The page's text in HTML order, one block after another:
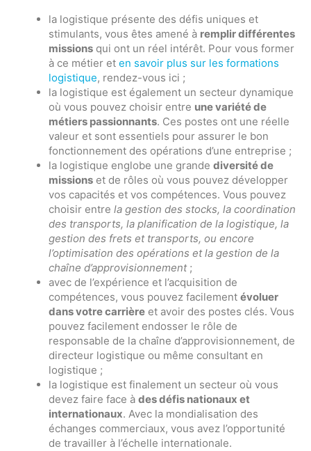
la logistique présente des défis uniques et
stimulants, vous êtes amené à remplir différentes
missions qui ont un réel intérêt. Pour vous former
à ce métier et en savoir plus sur les formations
logistique, rendez-vous ici ;
la logistique est également un secteur dynamique
où vous pouvez choisir entre une variété de
métiers passionnants. Ces postes ont une réelle
valeur et sont essentiels pour assurer le bon
fonctionnement des opérations d’une entreprise ;
la logistique englobe une grande diversité de
missions et de rôles où vous pouvez développer
vos capacités et vos compétences. Vous pouvez
choisir entre la gestion des stocks, la coordination
des transports, la planification de la logistique, la
gestion des frets et transports, ou encore
l’optimisation des opérations et la gestion de la
chaîne d’approvisionnement;
avec de l’expérience et l’acquisition de
compétences, vous pouvez facilement évoluer
dans votre carrière et avoir des postes clés. Vous
pouvez facilement endosser le rôle de
responsable de la chaîne d’approvisionnement, de
directeur logistique ou même consultant en
logistique ;
la logistique est finalement un secteur où vous
devez faire face à des défis nationaux et
internationaux. Avec la mondialisation des
échanges commerciaux, vous avez l’opportunité
de travailler à l’échelle internationale.